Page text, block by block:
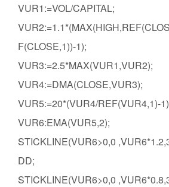
VUR1:=VOL/CAPITAL;
F(CLOSE,1))-1);
VUR3:=2.5*MAX(VUR1,VUR2);
VUR4:=DMA(CLOSE,VUR3);
VUR5:=20*(VUR4/REF(VUR4,1)-
VUR6:EMA(VUR5,2);
STICKLINE(VUR6>0,0
DD;
STICKLINE(VUR6>0,0